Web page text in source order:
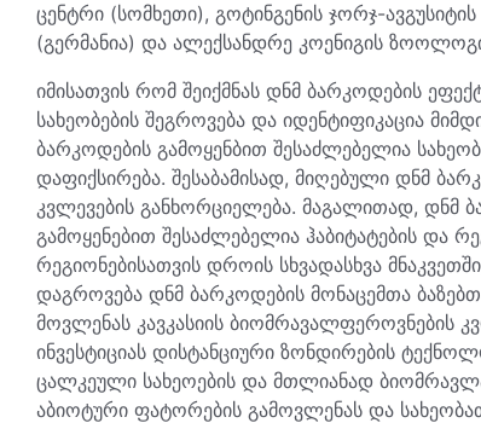
ცენტრი (სომხეთი), გოტინგენის ჯორჯ-
(გერმანია) და ალექსანდრე კოენიგის
იმისათვის რომ შეიქმნას დნმ ბარკოდების
სახეობების შეგროვება და იდენტიფიკაცია
ბარკოდების გამოყენბით შესაძლებელია
დაფიქსირება. შესაბამისად, მიღებული დნმ
კვლევების განხორციელება. მაგალითად, დნმ
გამოყენებით შესაძლებელია ჰაბიტატების და
რეგიონებისათვის დროის სხვადასხვა
დაგროვება დნმ ბარკოდების მონაცემთა
მოვლენას კავკასიის ბიომრავალფეროვნების
ინვესტიციას დისტანციური ზონდირების
ცალკეული სახეოების და მთლიანად
აბიოტური ფატორების გამოვლენას და